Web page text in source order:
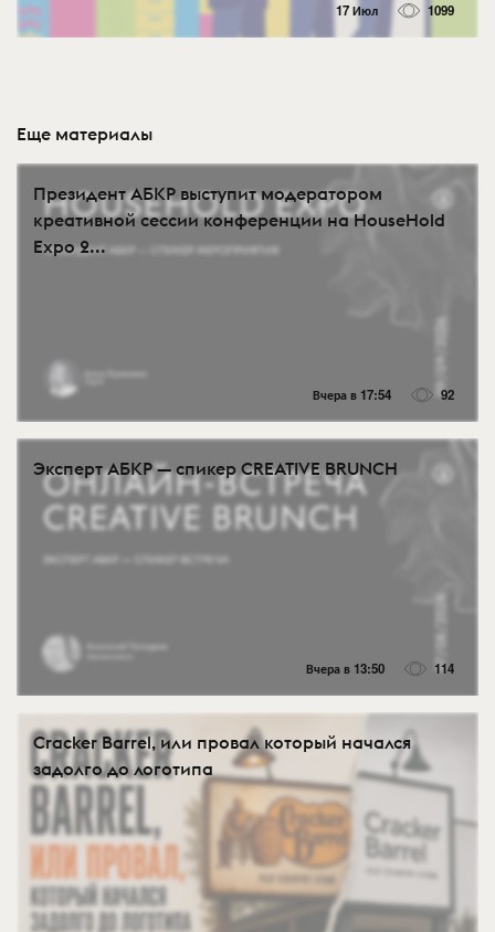
17 Июл 1099
Еще материалы
Президент АБКР выступит модератором
креативной сессии конференции на HouseHold
Expo 2...
Вчера в 17:54 92
Эксперт АБКР — спикер CREATIVE BRUNCH
Вчера в 13:50 114
Cracker Barrel, или провал который начался
задолго до логотипа